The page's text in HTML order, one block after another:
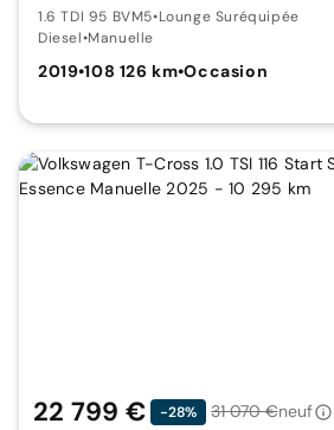
1.6 TDI 95 BVM5•Lounge Suréquipée
Diesel•Manuelle
2019•108 126 km•Occasion
22 799 € -28% 31 070 €neuf